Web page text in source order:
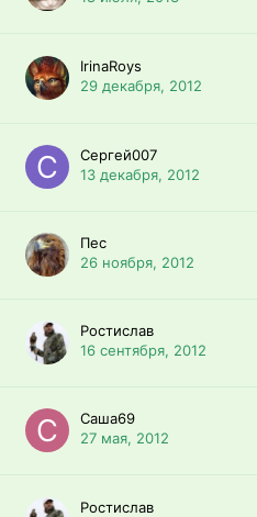
IrinaRoys
29 декабря, 2012
Сергей007
13 декабря, 2012
Пес
26 ноября, 2012
Ростислав
16 сентября, 2012
Саша69
27 мая, 2012
Ростислав